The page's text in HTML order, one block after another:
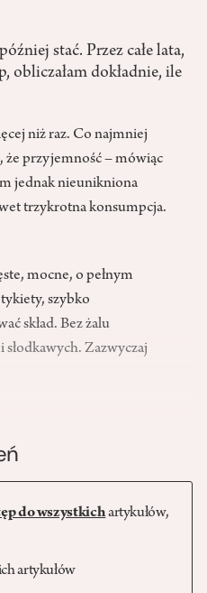
stać. Przez całe lata,
obliczałam dokładnie, ile
niż raz. Co najmniej
że przyjemność – mówiąc
jednak nieunikniona
trzykrotna konsumpcja.
mocne, o pełnym
szybko
skład. Bez żalu
słodkawych. Zazwyczaj
do wszystkichartykułów,
artykułów